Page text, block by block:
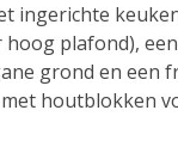
ingerichte
plafond),
grond en een
houtblokken